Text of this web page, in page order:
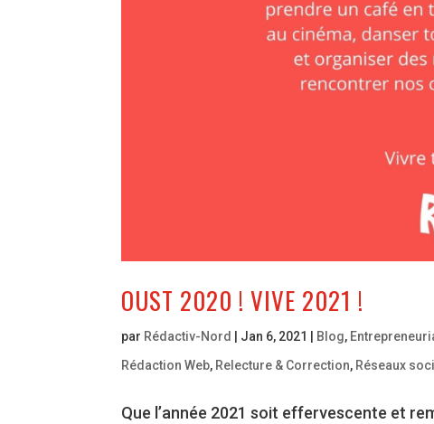
OUST 2020 ! VIVE 2021 !
par Rédactiv-Nord Jan 6, 2021 Blog,
Rédaction Web, Relecture & Correction, Réseaux
Que l’année 2021 soit effervescente et